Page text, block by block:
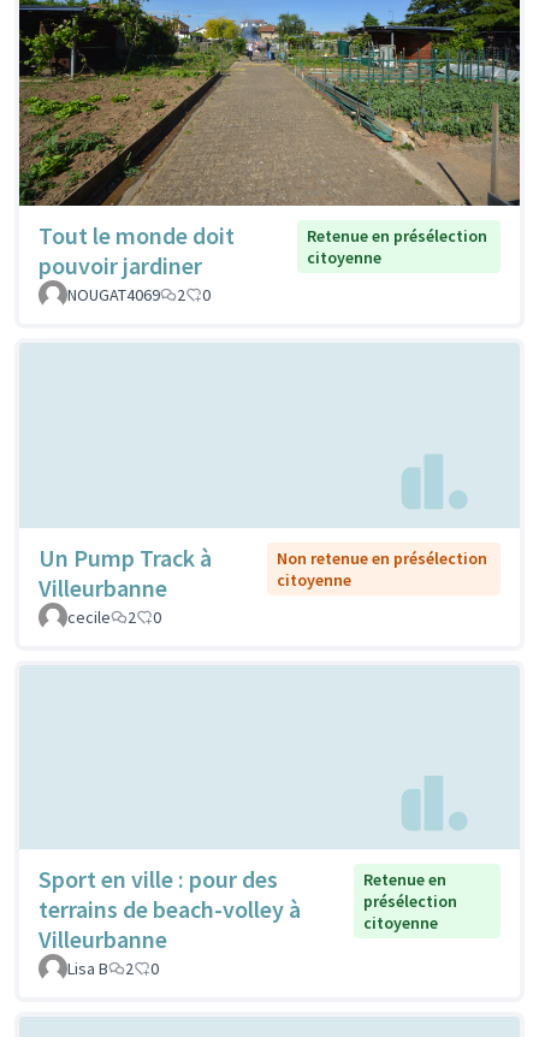
Tout le monde doit
pouvoir jardiner
Retenue en présélection
citoyenne
NOUGAT4069
2 0
Un Pump Track à
Villeurbanne
Non retenue en présélection
citoyenne
cecile
2 0
Sport en ville : pour des
terrains de beach-volley à
Villeurbanne
Retenue en
présélection
citoyenne
Lisa B 2 0